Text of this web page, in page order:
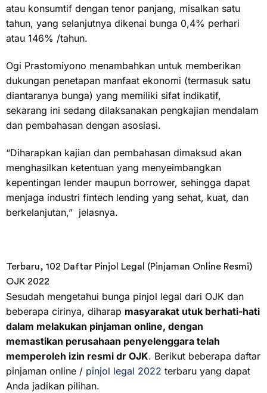
atau konsumtif dengan tenor panjang, misalkan satu
tahun, yang selanjutnya dikenai bunga 0,4% perhari
atau 146% /tahun.
Ogi Prastomiyono menambahkan untuk memberikan
dukungan penetapan manfaat ekonomi (termasuk satu
diantaranya bunga) yang memiliki sifat indikatif,
sekarang ini sedang dilaksanakan pengkajian mendalam
dan pembahasan dengan asosiasi.
“Diharapkan kajian dan pembahasan dimaksud akan
menghasilkan ketentuan yang menyeimbangkan
kepentingan lender maupun borrower, sehingga dapat
menjaga industri fintech lending yang sehat, kuat, dan
berkelanjutan,” jelasnya.
Terbaru, 102 Daftar Pinjol Legal (Pinjaman Online Resmi)
OJK 2022
Sesudah mengetahui bunga pinjol legal dari OJK dan
beberapa cirinya, diharap masyarakat utuk berhati-hati
dalam melakukan pinjaman online, dengan
memastikan perusahaan penyelenggara telah
memperoleh izin resmi dr OJK. Berikut beberapa daftar
pinjaman online / pinjol legal 2022 terbaru yang dapat
Anda jadikan pilihan.